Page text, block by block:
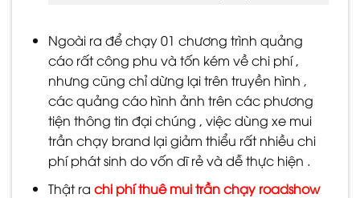
Ngoài ra để chạy 01 chương trình quảng
cáo rất công phu và tốn kém về chi phí ,
nhưng cũng chỉ dừng lại trên truyền hình ,
các quảng cáo hình ảnh trên các phương
tiện thông tin đại chúng , việc dùng xe mui
trần chạy brand lại giảm thiểu rất nhiều chi
phí phát sinh do vốn dĩ rẻ và dễ thực hiện .
Thật ra chi phí thuê mui trần chạy roadshow